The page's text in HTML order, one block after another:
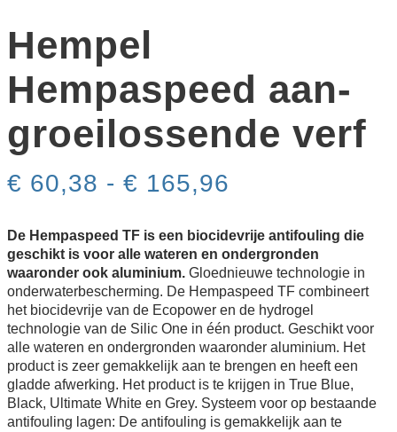
Hempel
Hempaspeed aan­
groei­los­sen­de verf
€ 60,38 - € 165,96
€ 165,96
De Hempaspeed TF is een biocidevrije antifouling die
geschikt is voor alle wateren en ondergronden
waaronder ook aluminium. Gloednieuwe technologie in
onderwaterbescherming. De Hempaspeed TF combineert
het biocidevrije van de Ecopower en de hydrogel
technologie van de Silic One in één product. Geschikt voor
alle wateren en ondergronden waaronder aluminium. Het
product is zeer gemakkelijk aan te brengen en heeft een
gladde afwerking. Het product is te krijgen in True Blue,
Black, Ultimate White en Grey. Systeem voor op bestaande
antifouling lagen: De antifouling is gemakkelijk aan te